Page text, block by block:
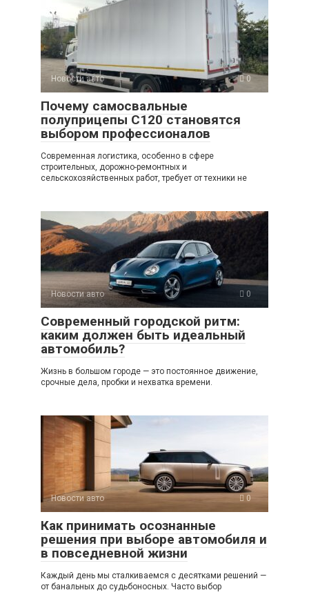
Новости авто 0
Почему самосвальные
полуприцепы C120 становятся
выбором профессионалов
Современная логистика, особенно в сфере
строительных, дорожно-ремонтных и
сельскохозяйственных работ, требует от техники не
Новости авто 0
Современный городской ритм:
каким должен быть идеальный
автомобиль?
Жизнь в большом городе — это постоянное движение,
срочные дела, пробки и нехватка времени.
Новости авто 0
Как принимать осознанные
решения при выборе автомобиля и
в повседневной жизни
Каждый день мы сталкиваемся с десятками решений —
от банальных до судьбоносных. Часто выбор